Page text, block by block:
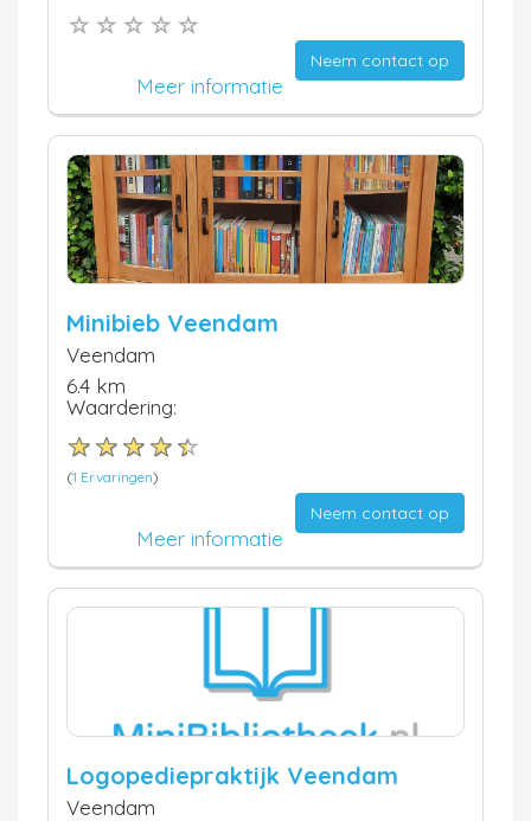
Neem contact op
Meer informatie
Minibieb Veendam
Veendam
6.4 km
Waardering:
(1 Ervaringen)
Neem contact op
Meer informatie
Logopediepraktijk Veendam
Veendam